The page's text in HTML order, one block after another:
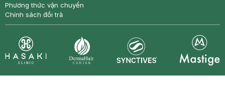
Phương thức vận chuyển
Chính sách đổi trả